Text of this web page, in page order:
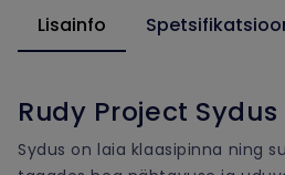
Lisainfo
Rudy Project
Sydus on laia klaasipinna ning